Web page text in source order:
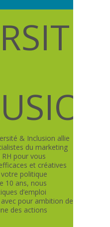
& Inclusion allie
du marketing
pour vous
et créatives
politique
10 ans, nous
d’emploi
pour ambition de
des actions